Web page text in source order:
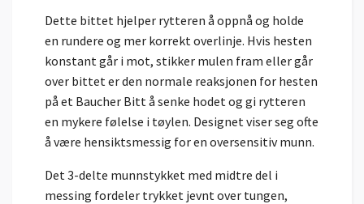
Dette bittet hjelper rytteren å oppnå og holde
en rundere og mer korrekt overlinje. Hvis hesten
konstant går i mot, stikker mulen fram eller går
over bittet er den normale reaksjonen for hesten
på et Baucher Bitt å senke hodet og gi rytteren
en mykere følelse i tøylen. Designet viser seg ofte
å være hensiktsmessig for en oversensitiv munn.
Det 3-delte munnstykket med midtre del i
messing fordeler trykket jevnt over tungen,